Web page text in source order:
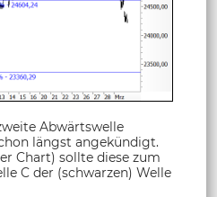
Abwärtswelle
längst angekündigt.
Chart) sollte diese zum
C der (schwarzen) Welle